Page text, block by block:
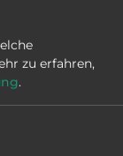
zu erfahren,
.